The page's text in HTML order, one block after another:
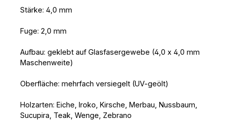
Fugenmaterials) Lieferumfang1kg
Stärke: 4,0 mm
Fuge: 2,0 mm
Aufbau: geklebt auf Glasfasergewebe (4,0 x 4,0 mm
Maschenweite)
Oberfläche: mehrfach versiegelt (UV-geölt)
Holzarten: Eiche, Iroko, Kirsche, Merbau, Nussbaum,
Sucupira, Teak, Wenge, Zebrano